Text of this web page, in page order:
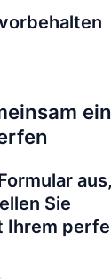
Sie
Ihrem